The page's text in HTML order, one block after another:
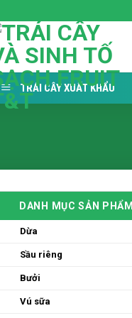
TRÁI CÂY XUẤT KHẨU
DANH MỤC SẢN PHẨM
Dừa
Sầu riêng
Bưởi
Vú sữa